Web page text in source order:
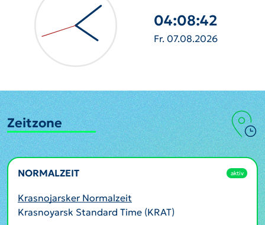
04:08:43
Fr. 07.08.2026
Zeitzone
NORMALZEIT aktiv
Krasnojarsker Normalzeit
Krasnoyarsk Standard Time (KRAT)